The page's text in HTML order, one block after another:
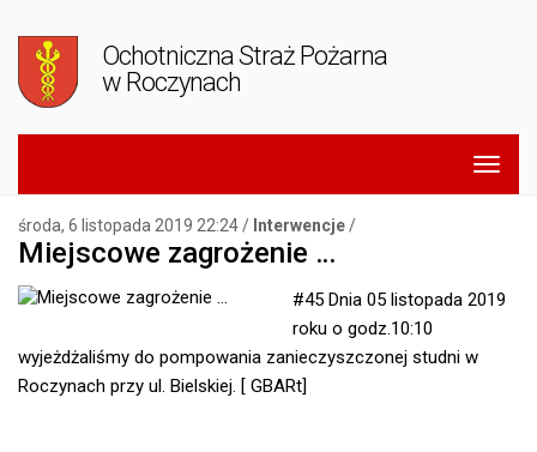
Ochotniczna Straż Pożarna
w Roczynach
środa, 6 listopada 2019 22:24 / Interwencje/
Miejscowe zagrożenie …
#45 Dnia 05 listopada 2019
roku o godz.10:10
wyjeżdżaliśmy do pompowania zanieczyszczonej studni w
Roczynach przy ul. Bielskiej. [ GBARt]